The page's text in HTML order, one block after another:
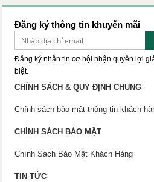
Đăng ký thông tin khuyến mãi
Đăng ký nhận tin cơ hội nhận quyền lợi
biệt.
CHÍNH SÁCH & QUY ĐỊNH CHUNG
Chính sách bảo mật thông tin khách
CHÍNH SÁCH BẢO MẬT
Chính Sách Bảo Mật Khách Hàng
TIN TỨC